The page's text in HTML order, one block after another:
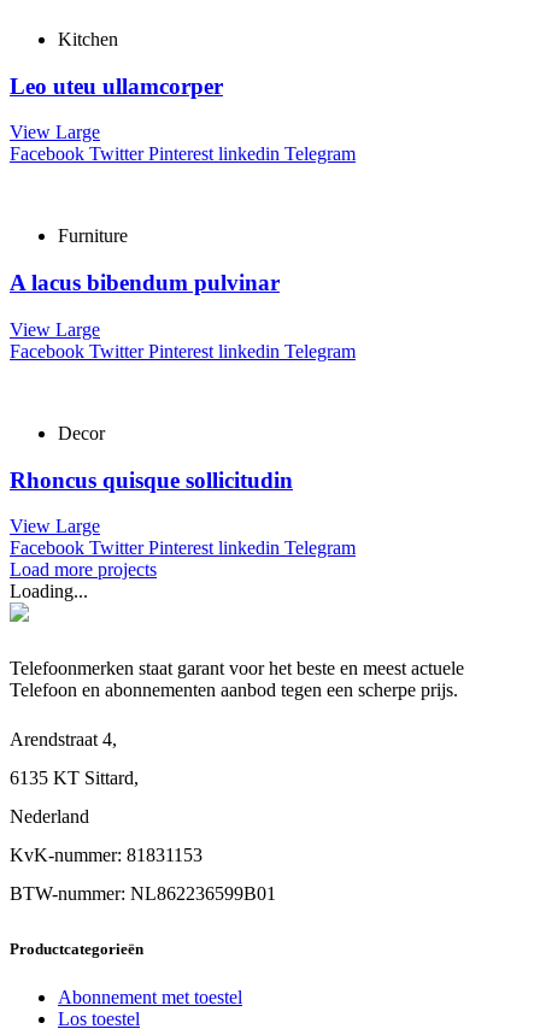
Kitchen
Leo uteu ullamcorper
View Large
Facebook Twitter Pinterest linkedin Telegram
Furniture
A lacus bibendum pulvinar
View Large
Facebook Twitter Pinterest linkedin Telegram
Decor
Rhoncus quisque sollicitudin
View Large
Facebook Twitter Pinterest linkedin Telegram
Load more projects
Loading...
Telefoonmerken staat garant voor het beste en meest actuele
Telefoon en abonnementen aanbod tegen een scherpe prijs.
Arendstraat 4,
6135 KT Sittard,
Nederland
KvK-nummer: 81831153
BTW-nummer: NL862236599B01
Productcategorieën
Abonnement met toestel
Los toestel